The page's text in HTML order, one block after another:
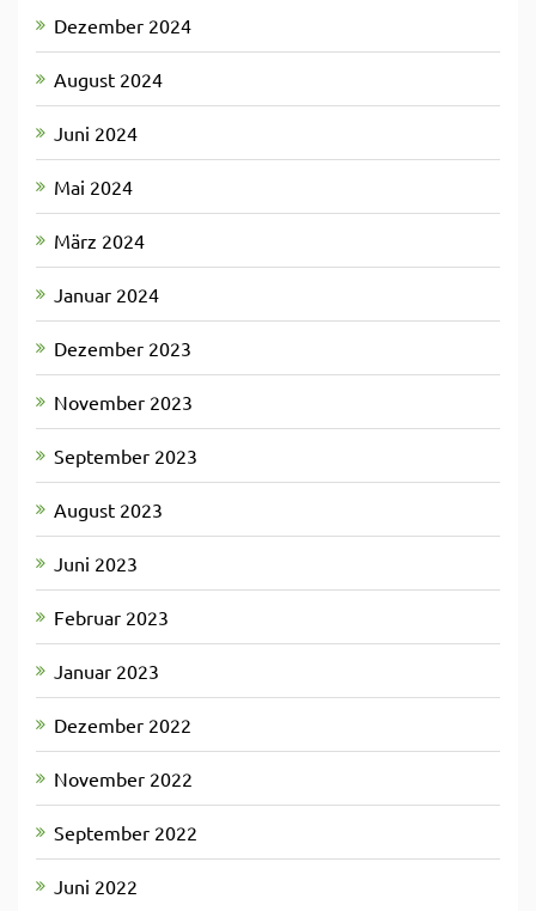
Dezember 2024
August 2024
Juni 2024
Mai 2024
März 2024
Januar 2024
Dezember 2023
November 2023
September 2023
August 2023
Juni 2023
Februar 2023
Januar 2023
Dezember 2022
November 2022
September 2022
Juni 2022